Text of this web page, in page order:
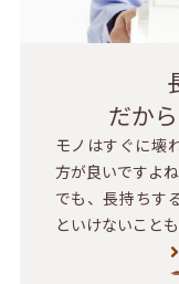
だか
モノはすぐに壊
方が良いですよね
でも、長持ちす
といけないことも